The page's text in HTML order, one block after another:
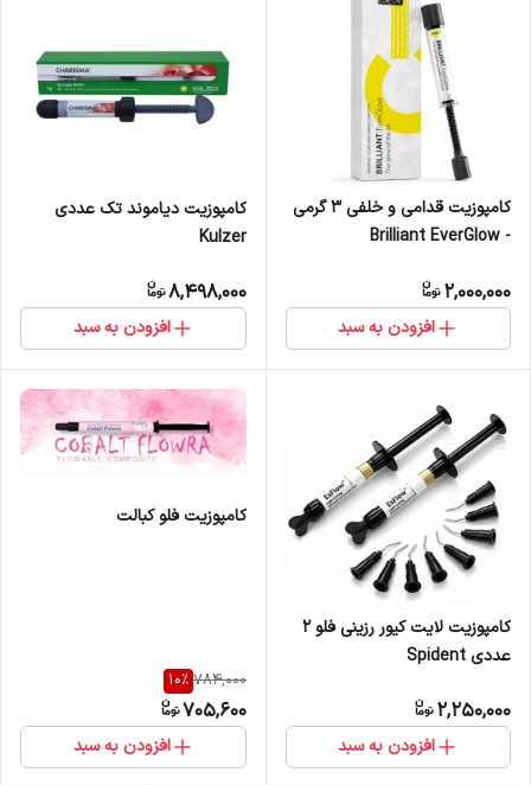
کامپوزیت قدامی و خلفی 3 گرمی
- Brilliant EverGlow
2,000,000
افزودن به سبد
کامپوزیت دیاموند تک عددی
Kulzer
8,498,000
افزودن به سبد
کامپوزیت لایت کیور رزینی فلو 2
عددی Spident
2,250,000
افزودن به سبد
کامپوزیت فلو کبالت
784,000
10%
705,600
افزودن به سبد